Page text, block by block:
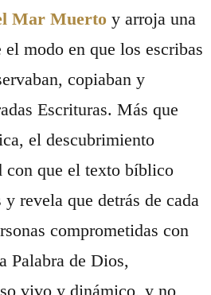
Mar Muerto y arroja una
modo en que los escribas
copiaban y
Escrituras. Más que
el descubrimiento
con que el texto bíblico
revela que detrás de cada
comprometidas con
Palabra de Dios,
vivo y dinámico, y no